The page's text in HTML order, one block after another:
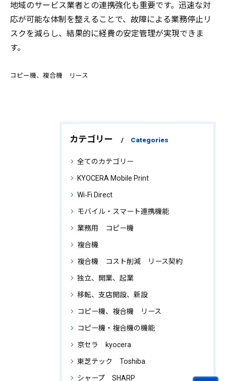
地域のサービス業者との連携強化も重要です。迅速な対
応が可能な体制を整えることで、故障による業務停止リ
スクを減らし、結果的に経費の安定管理が実現できま
す。
コピー機、複合機 リース
カテゴリー Categories
全てのカテゴリー
KYOCERA Mobile Print
Wi‑Fi Direct
モバイル・スマート連携機能
業務用 コピー機
複合機
複合機 コスト削減 リース契約
独立、開業、起業
移転、支店開設、新設
コピー機、複合機 リース
コピー機・複合機の機能
京セラ kyocera
東芝テック Toshiba
シャープ SHARP